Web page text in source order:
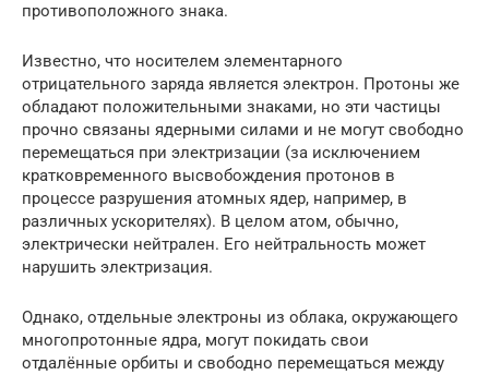
противоположного знака.
Известно, что носителем элементарного
отрицательного заряда является электрон. Протоны же
обладают положительными знаками, но эти частицы
прочно связаны ядерными силами и не могут свободно
перемещаться при электризации (за исключением
кратковременного высвобождения протонов в
процессе разрушения атомных ядер, например, в
различных ускорителях). В целом атом, обычно,
электрически нейтрален. Его нейтральность может
нарушить электризация.
Однако, отдельные электроны из облака, окружающего
многопротонные ядра, могут покидать свои
отдалённые орбиты и свободно перемещаться между